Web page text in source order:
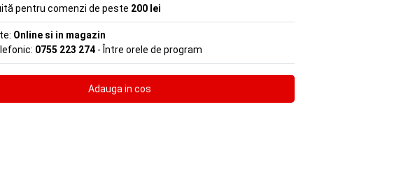
pentru comenzi de peste 200 lei
Online si in magazin
0755 223 274 - Între orele de program